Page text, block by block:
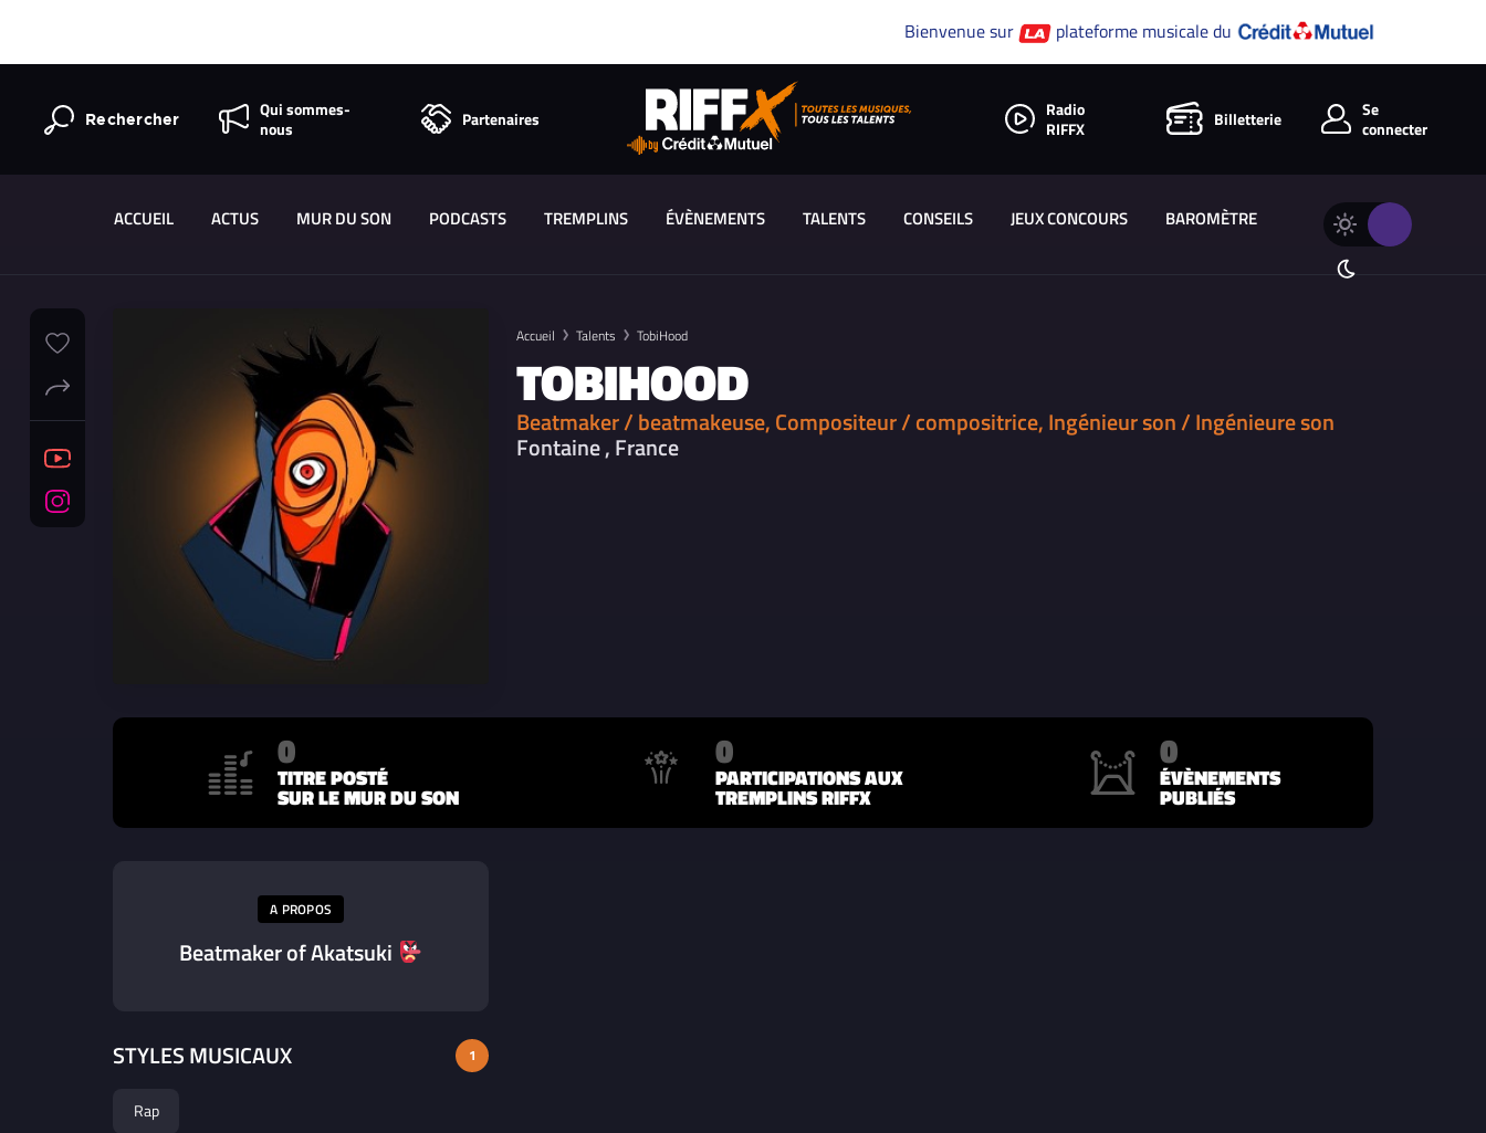
Bienvenue sur plateforme musicale du
Rechercher
Qui sommes-
nous
Partenaires
Radio
RIFFX
Billetterie
Se
connecter
ACCUEIL ACTUS MUR DU SON PODCASTS TREMPLINS ÉVÈNEMENTS TALENTS CONSEILS JEUX CONCOURS BAROMÈTRE
Changer
thème
Thème
Accueil Talents TobiHood
TOBIHOOD
Beatmaker / beatmakeuse, Compositeur / compositrice, Ingénieur son / Ingénieure son
Fontaine , France
0
TITRE POSTÉ
SUR LE MUR DU SON
0
PARTICIPATIONS AUX
TREMPLINS RIFFX
0
ÉVÈNEMENTS
PUBLIÉS
A PROPOS
Beatmaker of Akatsuki
STYLES MUSICAUX 1
Rap